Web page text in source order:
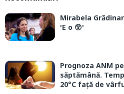
Mirabela
'E o 😲'
Prognoza ANM
săptămână.
20°C față de